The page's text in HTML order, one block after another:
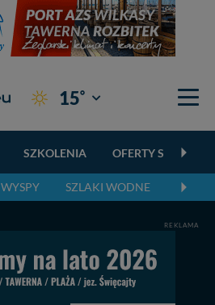
15° Giżycko
SZKOLENIA OFERTY
WYSPY SZLAKI WODNE
REKLAMA